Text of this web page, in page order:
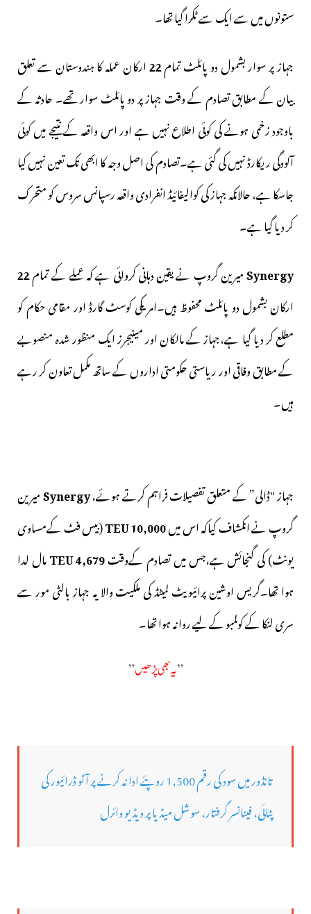
ستونوں میں سے ایک سے ٹکرا گیا تھا۔
جہاز پر سوار بشمول دو پائلٹ تمام22ارکان عملہ کا ہندوستان سے تعلق
بیان کے مطابق تصادم کے وقت جہاز پر دو پائلٹ سوار تھے۔ حادثہ کے
باوجود زخمی ہونے کی کوئی اطلاع نہیں ہے اور اس واقعہ کے نتیجے میں کوئی
آلودگی ریکارڈ نہیں کی گئی ہے۔تصادم کی اصل وجہ کا ابھی تک تعین نہیں کیا
جاسکا ہے، حالانکہ جہاز کی کوالیفائیڈ انفرادی واقعہ رسپانس سروس کو متحرک
کر دیا گیا ہے۔
Synergyمیرین گروپ نے یقین دہانی کروائی ہے کہ عملے کے تمام22
ارکان بشمول دو پائلٹ محفوظ ہیں۔امریکی کوسٹ گارڈ اور مقامی حکام کو
مطلع کر دیا گیا ہے،جہاز کے مالکان اور مینیجرز ایک منظور شدہ منصوبے
کے مطابق وفاقی اور ریاستی حکومتی اداروں کے ساتھ مکمل تعاون کر رہے
ہیں۔
جہاز "ڈالی” کے متعلق تفصیلات فراہم کرتے ہوئے،Synergyمیرین
گروپ نے انکشاف کیاکہ اس میں10,000 TEU
(بیس فٹ کےمساوی
یونٹ) کی گنجائش ہے،جس میں تصادم کےوقت4,679 TEU
مال لدا
ہوا تھا۔گریس اوشین پرائیویٹ لمیٹڈ کی ملکیت والا یہ جہاز بالٹی مور سے
سری لنکا کے کولمبو کے لیے روانہ ہوا تھا۔
”یہ بھی پڑھیں”
تانڈور میں سود کی رقم 1,500 روپئے ادا نہ کرنے پر آٹو ڈرائیور کی
پٹائی، فینانسر گرفتار، سوشل میڈیا پر ویڈیو وائرل